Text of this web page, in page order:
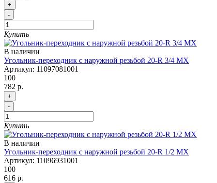
+
-
Купить
В наличии
Угольник-переходник с наружной резьбой 20-R 3/4 MX
Артикул: 11097081001
100
782 р.
+
-
Купить
В наличии
Угольник-переходник с наружной резьбой 20-R 1/2 MX
Артикул: 11096931001
100
616 р.